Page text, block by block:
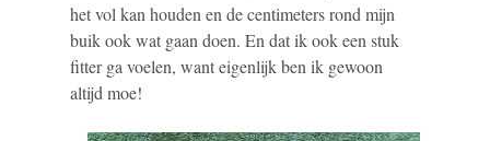
het vol kan houden en de centimeters rond mijn
buik ook wat gaan doen. En dat ik ook een stuk
fitter ga voelen, want eigenlijk ben ik gewoon
altijd moe!